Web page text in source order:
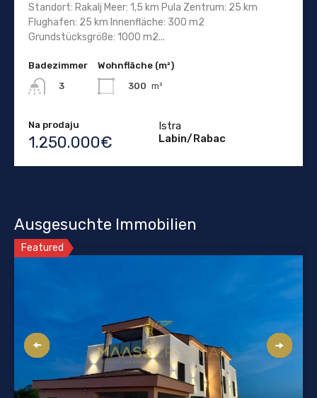
Standort: Rakalj Meer: 1,5 km Pula Zentrum: 25 km
Flughafen: 25 km Innenfläche: 300 m2
Grundstücksgröße: 1000 m2...
Badezimmer
3
Wohnfläche (m²)
300 m²
Na prodaju
1.250.000€
Istra
Labin/Rabac
Ausgesuchte Immobilien
Featured